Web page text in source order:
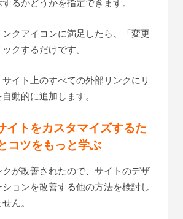
るかどうかを指定できます。
クアイコンに満足したら、「変更
クするだけです。
イト上のすべての外部リンクにリ
動的に追加します。
イトをカスタマイズするた
コツをもっと学ぶ
が改善されたので、サイトのデザ
ョンを改善する他の方法を検討し
ん。